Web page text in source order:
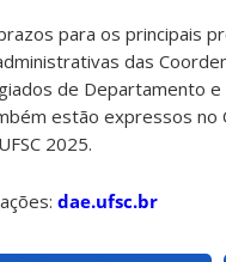
para os principais
das
de Departamento e
estão expressos no
2025.
dae.ufsc.br